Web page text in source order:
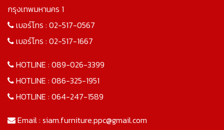
กรุงเทพมหานคร 1
เบอร์โทร : 02-517-0567
เบอร์โทร : 02-517-1667
HOTLINE : 089-026-3399
HOTLINE : 086-325-1951
HOTLINE : 064-247-1589
Email : siam.furniture.ppc@gmail.com